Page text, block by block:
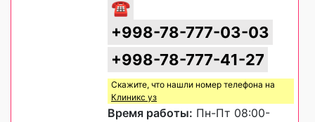
☎
+998-78-777-03-03
+998-78-777-41-27
Скажите, что нашли номер телефона на
Клиникс уз
Время работы: Пн-Пт 08:00-